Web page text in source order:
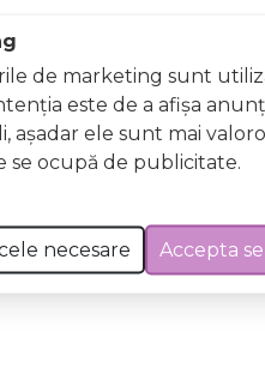
actualizate. Excepții pentru
a ne informa în prealabil. În
Effect GE87 Mocha Magic Wild
de marketing sunt
este de a afişa
aşadar ele sunt mai
se ocupă de publicitate.
necesare Accepta